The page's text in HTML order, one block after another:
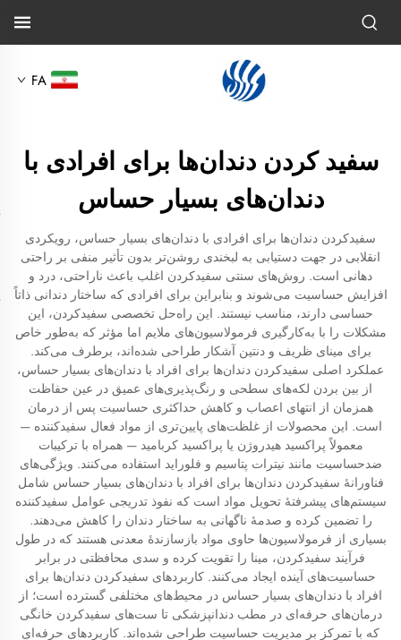
FA
سفید کردن دندان‌ها برای افرادی با
دندان‌های بسیار حساس
سفیدکردن دندان‌ها برای افرادی با دندان‌های بسیار حساس، رویکردی
انقلابی در جهت دستیابی به لبخندی روشن‌تر بدون تأثیر منفی بر راحتی
دهانی است. روش‌های سنتی سفیدکردن اغلب باعث ناراحتی، درد و
افزایش حساسیت می‌شوند و بنابراین برای افرادی که ساختار دندانی ذاتاً
حساسی دارند، مناسب نیستند. این راه‌حل تخصصی سفیدکردن، این
مشکلات را با به‌کارگیری فرمولاسیون‌های ملایم اما مؤثر که به‌طور خاص
برای مینای ظریف و دنتین آشکار طراحی شده‌اند، برطرف می‌کند.
عملکرد اصلی سفیدکردن دندان‌ها برای افراد با دندان‌های بسیار حساس،
از بین بردن لکه‌های سطحی و رنگ‌پذیری‌های عمیق در عین حفاظت
همزمان از انتهای اعصاب و کاهش حداکثری حساسیت پس از درمان
است. این محصولات از غلظت‌های پایین‌تری از مواد فعال سفیدکننده —
معمولاً پراکسید هیدروژن یا پراکسید کربامید — همراه با ترکیبات
ضدحساسیت مانند نیترات پتاسیم و فلوراید استفاده می‌کنند. ویژگی‌های
فناورانهٔ سفیدکردن دندان‌ها برای افراد با دندان‌های بسیار حساس شامل
سیستم‌های پیشرفتهٔ تحویل مواد است که نفوذ تدریجی عوامل سفیدکننده
را تضمین کرده و صدمهٔ ناگهانی به ساختار دندان را کاهش می‌دهند.
بسیاری از فرمولاسیون‌ها حاوی مواد بازسازندهٔ معدنی هستند که در طول
فرآیند سفیدکردن، مینا را تقویت کرده و سدی محافظتی در برابر
حساسیت‌های آینده ایجاد می‌کنند. کاربردهای سفیدکردن دندان‌ها برای
افراد با دندان‌های بسیار حساس در محیط‌های مختلفی گسترده است؛ از
درمان‌های حرفه‌ای در مطب دندانپزشکی تا ست‌های سفیدکردن خانگی
که با تمرکز بر مدیریت حساسیت طراحی شده‌اند. کاربردهای حرفه‌ای